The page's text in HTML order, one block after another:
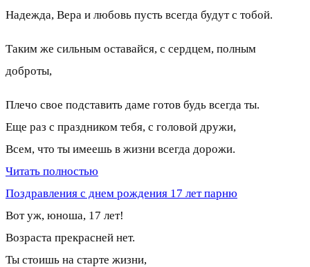
Надежда, Вера и любовь пусть всегда будут с тобой.
Таким же сильным оставайся, с сердцем, полным
доброты,
Плечо свое подставить даме готов будь всегда ты.
Еще раз с праздником тебя, с головой дружи,
Всем, что ты имеешь в жизни всегда дорожи.
Читать полностью
Поздравления с днем рождения 17 лет парню
Вот уж, юноша, 17 лет!
Возраста прекрасней нет.
Ты стоишь на старте жизни,